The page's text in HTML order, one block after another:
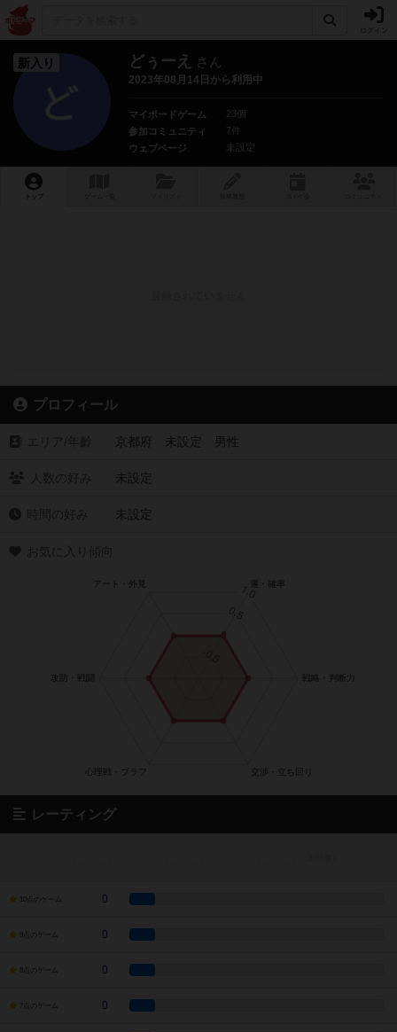
新入り どぅーえ さん
2023年08月14日から利用中
マイボードゲーム
23個
参加コミュニティ
7件
ウェブページ
未設定
トップ
プロフィール
京都府 未設定 男性
未設定
未設定
レーティング
10点のゲーム 0
9点のゲーム 0
8点のゲーム 0
7点のゲーム 0